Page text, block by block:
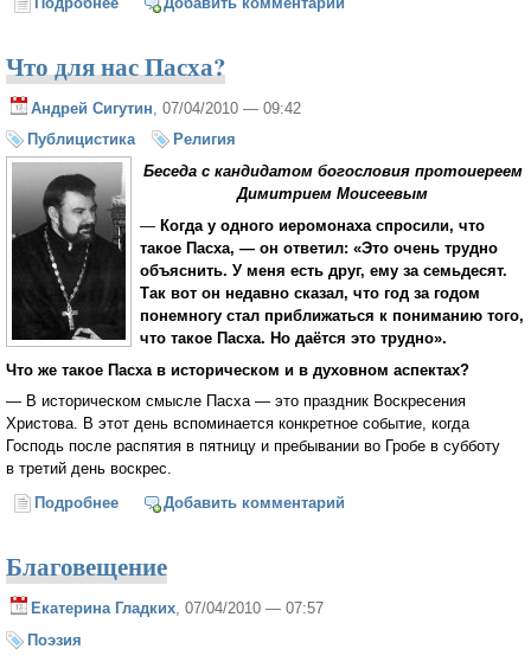
Что для нас Пасха?
Андрей Сигутин , 07/04/2010 — 09:42
Публицистика
Религия
Беседа с кандидатом богословия протоиереем
Димитрием Моисеевым
— Когда у одного иеромонаха спросили, что
такое Пасха, — он ответил: «Это очень трудно
объяснить. У меня есть друг, ему за семьдесят.
Так вот он недавно сказал, что год за годом
понемногу стал приближаться к пониманию того,
что такое Пасха. Но даётся это трудно».
Что же такое Пасха в историческом и в духовном аспектах?
— В историческом смысле Пасха — это праздник Воскресения
Христова. В этот день вспоминается конкретное событие, когда
Господь после распятия в пятницу и пребывании во Гробе в субботу
в третий день воскрес.
Подробнее о Что для нас Пасха?
Добавить комментарий
Благовещение
Екатерина Гладких , 07/04/2010 — 07:57
Поэзия